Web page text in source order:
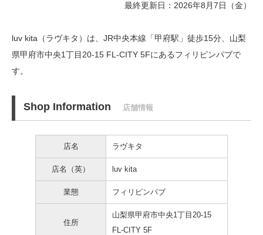
最終更新日：2026年8月7日（金）
luv kita（ラヴキタ）は、JR中央本線「甲府駅」徒歩15分、 山梨
県甲府市中央1丁目20-15 FL-CITY 5Fにあるフィリピンパブで
す。
Shop Information 店舗情報
店名 ラヴキタ
店名（英） luv kita
業態 フィリピンパブ
住所
山梨県甲府市中央1丁目20-15
FL-CITY 5F